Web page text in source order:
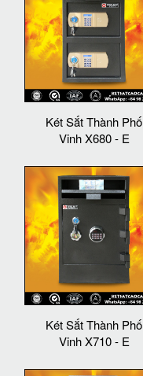
Két Sắt Thành Phố
Vinh X680 - E
Két Sắt Thành Phố
Vinh X710 - E